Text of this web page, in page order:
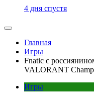
4 дня спустя
Главная
Игры
Fnatic с
VALORANT
Игры